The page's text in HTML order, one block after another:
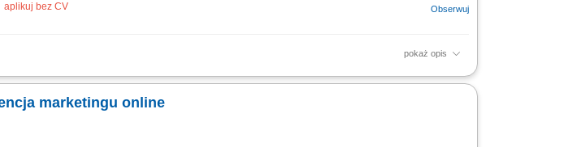
aplikuj bez CV
pokaż opis
w oparciu o model franczyzowy; pozyskiwanie klientów biznesowych i budowanie
marketingu online